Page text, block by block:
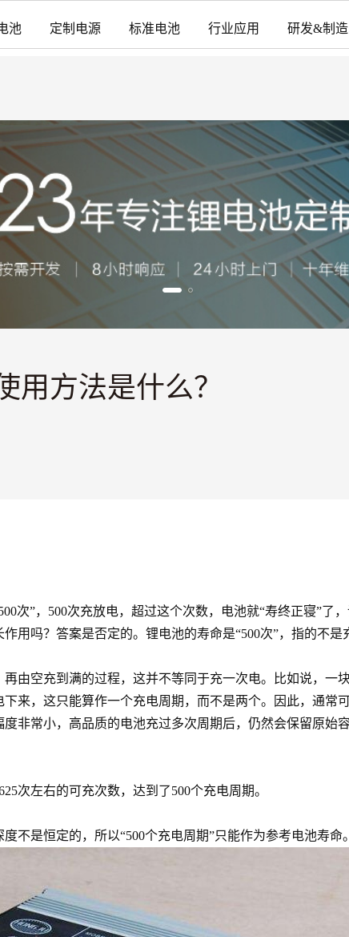
池 定制电源 标准电池 行业应用 研发&制造
用方法是什么？
”，500次充放电，超过这个次数，电池就“寿终正寝”了
用吗？答案是否定的。锂电池的寿命是“500次”，指的不是
空充到满的过程，这并不等同于充一次电。比如说，一
来，这只能算作一个充电周期，而不是两个。因此，通常
非常小，高品质的电池充过多次周期后，仍然会保留原始
左右的可充次数，达到了500个充电周期。
是恒定的，所以“500个充电周期”只能作为参考电池寿命。